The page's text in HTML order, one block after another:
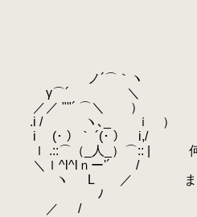
ノ´⌒｀ヽ
γ⌒´ ＼
／／ ""´ ⌒＼ ）
.i / ヽ､_ ｉ ）
i (･ ）｀ ´(･ ） i,/
ｌ .::⌒（_人_）⌒:: | 何で
＼ｌ^l^lｎー'´ /
ヽ L ／ まぁ、シャアへ
ゝ ﾉ
／ /